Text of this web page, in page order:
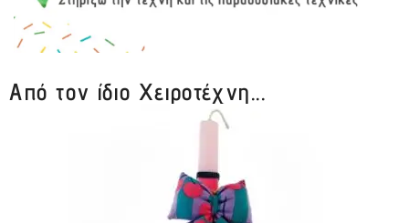
Από τον ίδιο Χειροτέχνη...